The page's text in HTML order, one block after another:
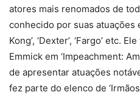
atores mais renomados de
conhecido por suas atuações
Kong’, ‘Dexter’, ‘Fargo’ etc.
Emmick em ‘Impeachment:
de apresentar atuações
fez parte do elenco de